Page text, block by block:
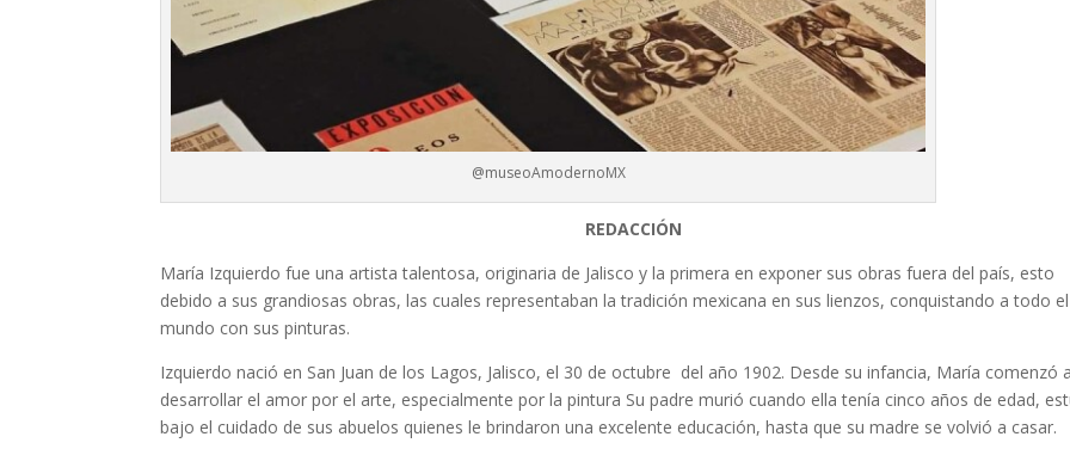
@museoAmodernoMX
REDACCIÓN
María Izquierdo fue una artista talentosa, originaria de Jalisco y la primera en exponer sus obras fuera del país, esto
debido a sus grandiosas obras, las cuales representaban la tradición mexicana en sus lienzos, conquistando a todo el
mundo con sus pinturas.
Izquierdo nació en San Juan de los Lagos, Jalisco, el 30 de octubre del año 1902. Desde su infancia, María comenzó a
desarrollar el amor por el arte, especialmente por la pintura Su padre murió cuando ella tenía cinco años de edad,
bajo el cuidado de sus abuelos quienes le brindaron una excelente educación, hasta que su madre se volvió a casar.